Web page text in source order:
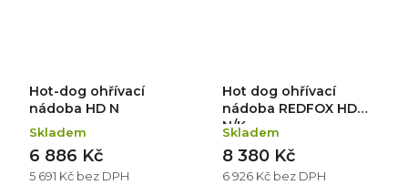
Hot-dog ohřívací
nádoba HD N
Skladem
5 691 Kč bez DPH
6 886 Kč
Hot dog ohřívací
nádoba REDFOX HD
N/K
Skladem
6 926 Kč bez DPH
8 380 Kč